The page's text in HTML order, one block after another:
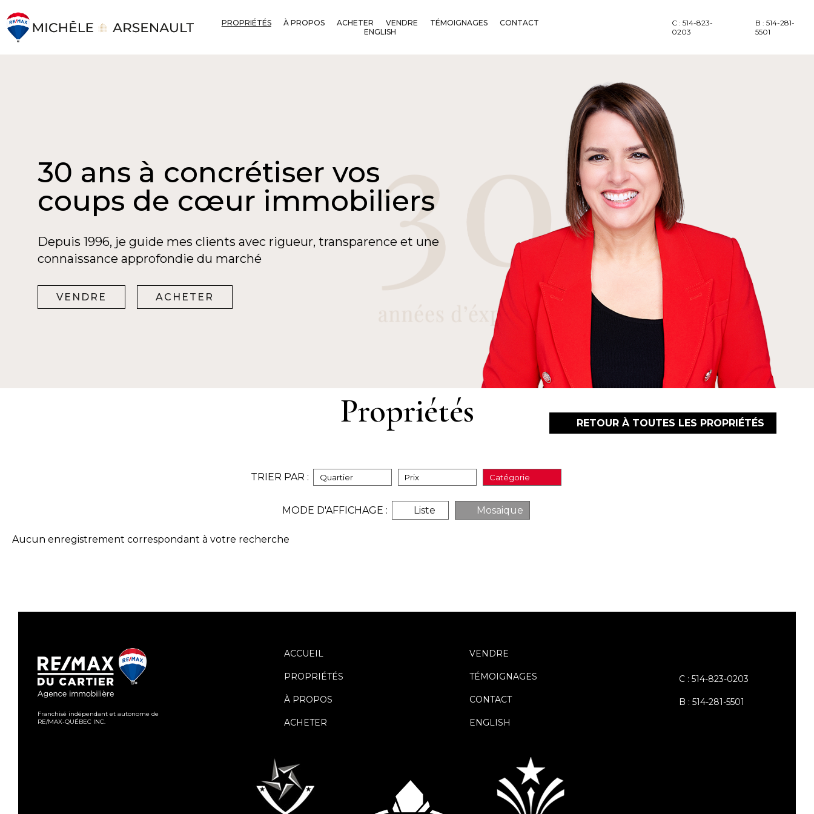
PROPRIÉTÉS À PROPOS ACHETER VENDRE TÉMOIGNAGES
CONTACT
ENGLISH
C : 514-823-
0203
B : 514-281-
5501
30 ans à concrétiser vos
coups de cœur immobiliers
Depuis 1996, je guide mes clients avec rigueur, transparence et une
connaissance approfondie du marché
VENDRE ACHETER
Propriétés RETOUR À TOUTES LES PROPRIÉTÉS
TRIER PAR : Quartier Prix Catégorie
MODE D'AFFICHAGE : Liste Mosaique
Aucun enregistrement correspondant à votre recherche
Franchisé indépendant et autonome de
RE/MAX-QUÉBEC INC.
ACCUEIL
PROPRIÉTÉS
À PROPOS
ACHETER
VENDRE
TÉMOIGNAGES
CONTACT
ENGLISH
C : 514-823-0203
B : 514-281-5501